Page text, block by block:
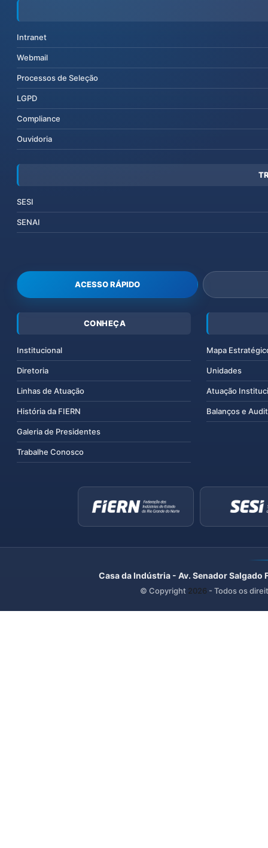
Intranet
Webmail
Processos de Seleção
LGPD
Compliance
Ouvidoria
SESI
SENAI
ACESSO RÁPIDO
CONHEÇA
Institucional
Diretoria
Linhas de Atuação
História da FIERN
Galeria de Presidentes
Trabalhe Conosco
Mapa
Unidades
Atuação
Balanços e
Casa da Indústria - Av. Senador
© Copyright 2026 - Todos os